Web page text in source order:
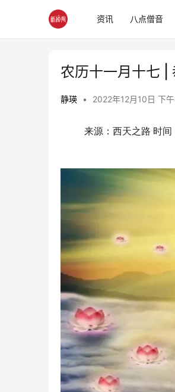
资讯 八点僧音
农历十一月十七 |
静瑛 • 2022年12月10日 下
来源：西天之路 时间